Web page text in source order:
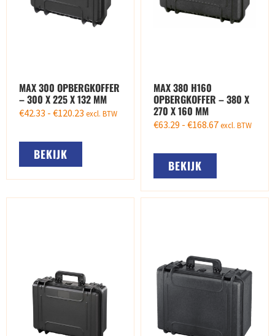
MAX 300 OPBERGKOFFER
– 300 X 225 X 132 MM
€42.33 - €120.23 excl. BTW
BEKIJK
MAX 380 H160
OPBERGKOFFER – 380 X
270 X 160 MM
€63.29 - €168.67excl. BTW
BEKIJK